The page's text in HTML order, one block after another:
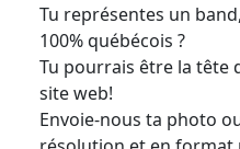
Tu représentes un
100% québécois ?
Tu pourrais être la tête
site web!
Envoie-nous ta photo